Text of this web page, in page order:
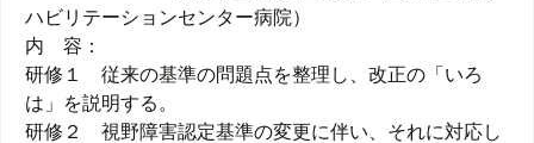
ハビリテーションセンター病院）
内 容：
研修１ 従来の基準の問題点を整理し、改正の「いろ
は」を説明する。
研修２ 視野障害認定基準の変更に伴い、それに対応し